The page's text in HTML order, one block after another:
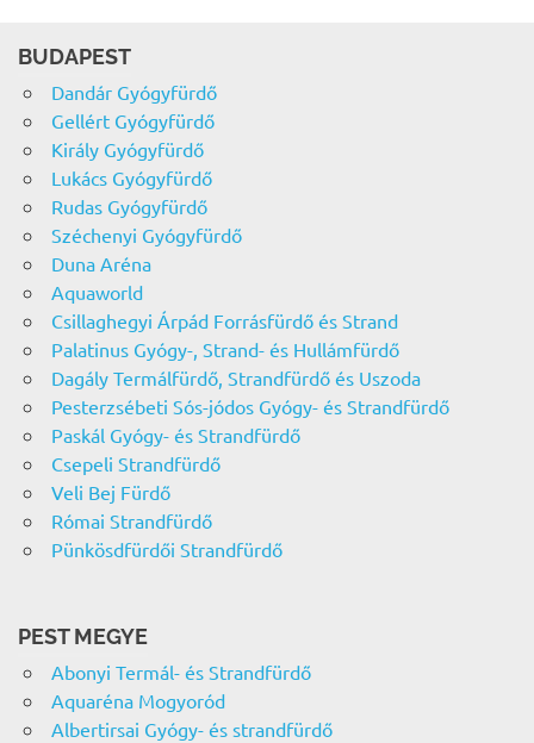
BUDAPEST
Dandár Gyógyfürdő
Gellért Gyógyfürdő
Király Gyógyfürdő
Lukács Gyógyfürdő
Rudas Gyógyfürdő
Széchenyi Gyógyfürdő
Duna Aréna
Aquaworld
Csillaghegyi Árpád Forrásfürdő és Strand
Palatinus Gyógy-, Strand- és Hullámfürdő
Dagály Termálfürdő, Strandfürdő és Uszoda
Pesterzsébeti Sós-jódos Gyógy- és Strandfürdő
Paskál Gyógy- és Strandfürdő
Csepeli Strandfürdő
Veli Bej Fürdő
Római Strandfürdő
Pünkösdfürdői Strandfürdő
PEST MEGYE
Abonyi Termál- és Strandfürdő
Aquaréna Mogyoród
Albertirsai Gyógy- és strandfürdő